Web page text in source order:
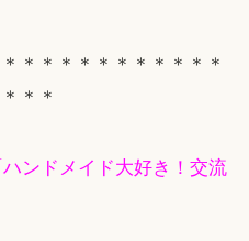
＊＊＊＊＊＊＊＊＊＊＊
＊＊
ハンドメイド大好き！交流